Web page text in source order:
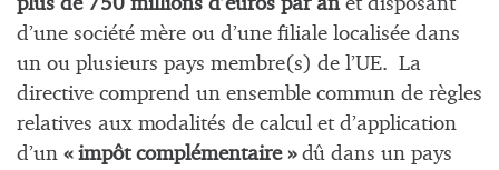
d’une société mère ou d’une filiale localisée dans
un ou plusieurs pays membre(s) de l’UE. La
directive comprend un ensemble commun de règles
relatives aux modalités de calcul et d’application
d’un « impôt complémentaire »dû dans un pays